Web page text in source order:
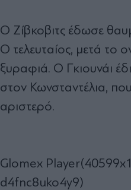
Ο Ζίβκοβιτς έδωσε
Ο τελευταίος, μετά το
ξυραφιά. Ο Γκιουνάι
στον Κωνσταντέλια,
αριστερό.
Glomex
d4fnc8uko4y9)